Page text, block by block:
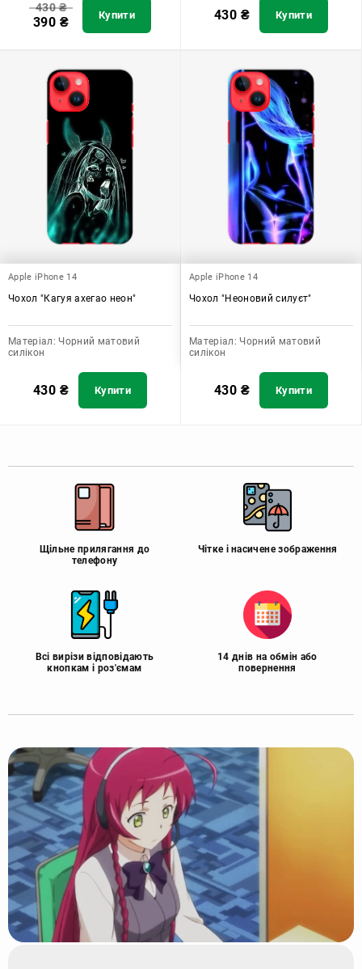
430₴
390 ₴ Купити 430 ₴ Купити
Apple iPhone 14
Чохол "Кагуя ахегао неон"
Матеріал: Чорний матовий
силікон
430 ₴ Купити
Apple iPhone 14
Чохол "Неоновий силуєт"
Матеріал: Чорний матовий
силікон
430 ₴ Купити
Щільне прилягання до
телефону
Чітке і насичене зображення
Всі вирізи відповідають
кнопкам і роз'ємам
14 днів на обмін або
повернення